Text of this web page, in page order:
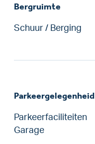
Bergruimte
Schuur / Berging
Parkeergelegenheid
Parkeerfaciliteiten
Garage